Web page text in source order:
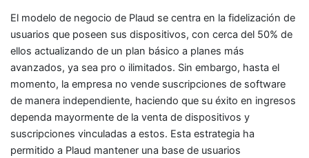
El modelo de negocio de Plaud se centra en la fidelización de
usuarios que poseen sus dispositivos, con cerca del 50% de
ellos actualizando de un plan básico a planes más
avanzados, ya sea pro o ilimitados. Sin embargo, hasta el
momento, la empresa no vende suscripciones de software
de manera independiente, haciendo que su éxito en ingresos
dependa mayormente de la venta de dispositivos y
suscripciones vinculadas a estos. Esta estrategia ha
permitido a Plaud mantener una base de usuarios